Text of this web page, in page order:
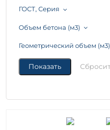
ГОСТ, Серия
Объем бетона (м3)
Геометрический объем (м3)